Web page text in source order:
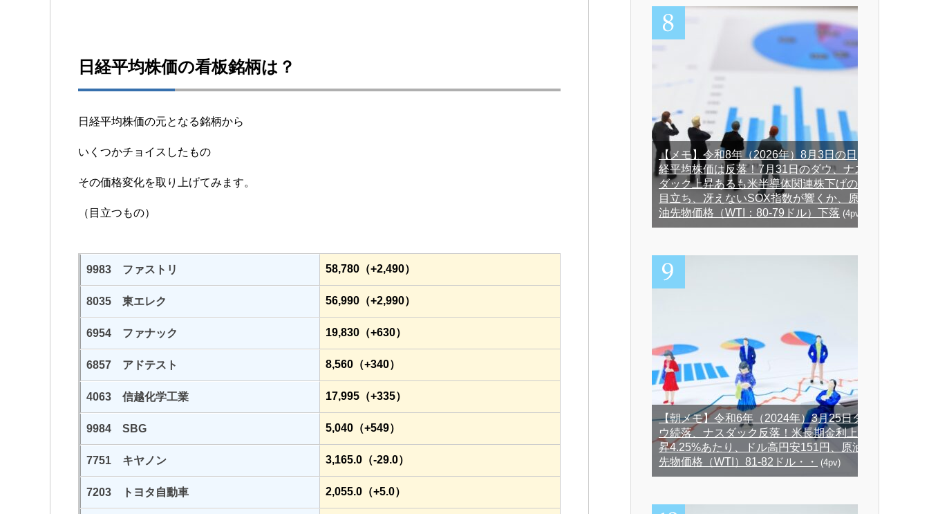
日経平均株価の看板銘柄は？
日経平均株価の元となる銘柄から
いくつかチョイスしたもの
その価格変化を取り上げてみます。
（目立つもの）
9983 ファストリ 58,780（+2,490）
8035 東エレク 56,990（+2,990）
6954 ファナック 19,830（+630）
6857 アドテスト 8,560（+340）
4063 信越化学工業 17,995（+335）
9984 SBG 5,040（+549）
7751 キヤノン 3,165.0（-29.0）
7203 トヨタ自動車 2,055.0（+5.0）
【メモ】令和8年（2026年）8月3日の日
経平均株価は反落！7月31日のダウ、ナス
ダック上昇あるも米半導体関連株下げの
目立ち、冴えないSOX指数が響くか、原
油先物価格（WTI：80-79ドル）下落 (4pv)
【朝メモ】令和6年（2024年）3月25日ダ
ウ続落、ナスダック反落！米長期金利上
昇4.25%あたり、ドル高円安151円、原油
先物価格（WTI）81-82ドル・・
(4pv)